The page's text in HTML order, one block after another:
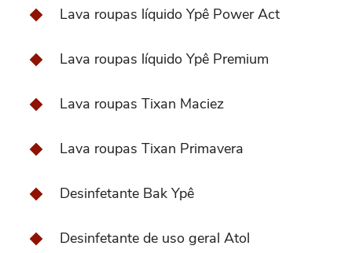
Lava roupas líquido Ypê Power Act
Lava roupas líquido Ypê Premium
Lava roupas Tixan Maciez
Lava roupas Tixan Primavera
Desinfetante Bak Ypê
Desinfetante de uso geral Atol